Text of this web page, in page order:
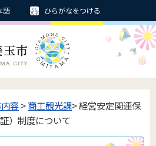
語 ひらがなをつける
容>商工観光課> 経営安定関連保
）制度について